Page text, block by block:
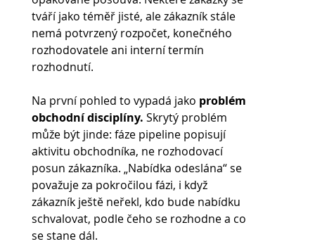
tváří jako téměř jisté, ale zákazník stále
nemá potvrzený rozpočet, konečného
rozhodovatele ani interní termín
rozhodnutí.
Na první pohled to vypadá jako problém
obchodní disciplíny. Skrytý problém
může být jinde: fáze pipeline popisují
aktivitu obchodníka, ne rozhodovací
posun zákazníka. „Nabídka odeslána“ se
považuje za pokročilou fázi, i když
zákazník ještě neřekl, kdo bude nabídku
schvalovat, podle čeho se rozhodne a co
se stane dál.